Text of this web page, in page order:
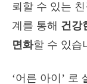
뢰할 수 있는
계를 통해 건강
면화할 수 있습
‘어른 아이’ 로